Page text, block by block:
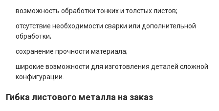
возможность обработки тонких и толстых листов;
отсутствие необходимости сварки или дополнительной
обработки;
сохранение прочности материала;
широкие возможности для изготовления деталей сложной
конфигурации.
Гибка листового металла на заказ